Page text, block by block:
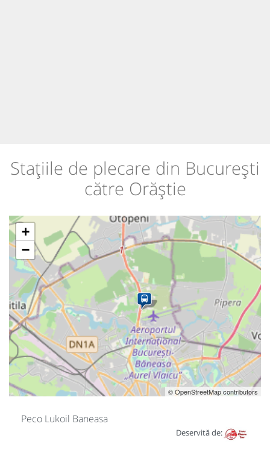
Stațiile de plecare din București
către Orăștie
+
−
© OpenStreetMap contributors
Peco Lukoil Baneasa
Deservită de: